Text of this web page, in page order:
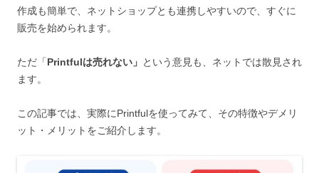
作成も簡単で、ネットショップとも連携しやすいので、すぐに
販売を始められます。
ただ「Printfulは売れない」 という意見も、ネットでは散見され
ます。
この記事では、実際にPrintfulを使ってみて、その特徴やデメリ
ット・メリットをご紹介します。